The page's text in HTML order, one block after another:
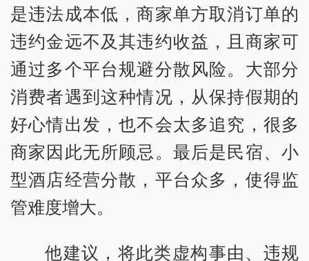
是违法成本低，商家单方取消订单的
违约金远不及其违约收益，且商家可
通过多个平台规避分散风险。大部分
消费者遇到这种情况，从保持假期的
好心情出发，也不会太多追究，很多
商家因此无所顾忌。最后是民宿、小
型酒店经营分散，平台众多，使得监
管难度增大。
他建议，将此类虚构事由、违规